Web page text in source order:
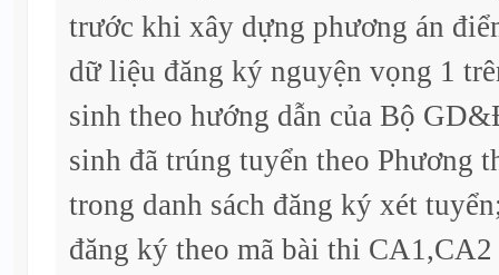
trước khi xây dựng phương án
dữ liệu đăng ký nguyện vọng 1
sinh theo hướng dẫn của Bộ
sinh đã trúng tuyển theo Phương
trong danh sách đăng ký xét
đăng ký theo mã bài thi